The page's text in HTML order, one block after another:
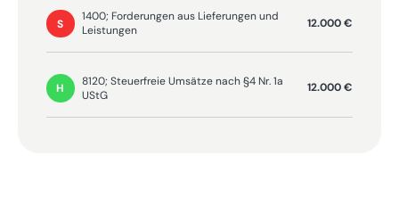
S
1400; Forderungen aus Lieferungen und
Leistungen
12.000 €
H
8120; Steuerfreie Umsätze nach §4 Nr. 1a
UStG
12.000 €